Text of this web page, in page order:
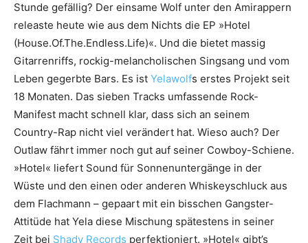
Stunde gefällig? Der einsame Wolf unter den Amirappern
releaste heute wie aus dem Nichts die EP »Hotel
(House.Of.The.Endless.Life)«. Und die bietet massig
Gitarrenriffs, rockig-melancholischen Singsang und vom
Leben gegerbte Bars. Es ist Yelawolfs erstes Projekt seit
18 Monaten. Das sieben Tracks umfassende Rock-
Manifest macht schnell klar, dass sich an seinem
Country-Rap nicht viel verändert hat. Wieso auch? Der
Outlaw fährt immer noch gut auf seiner Cowboy-Schiene.
»Hotel« liefert Sound für Sonnenuntergänge in der
Wüste und den einen oder anderen Whiskeyschluck aus
dem Flachmann – gepaart mit ein bisschen Gangster-
Attitüde hat Yela diese Mischung spätestens in seiner
Zeit bei Shady Records perfektioniert. »Hotel« gibt’s